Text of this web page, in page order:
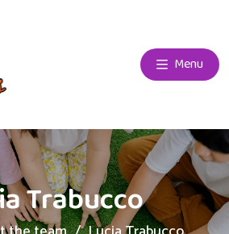
Menu
Trabucco